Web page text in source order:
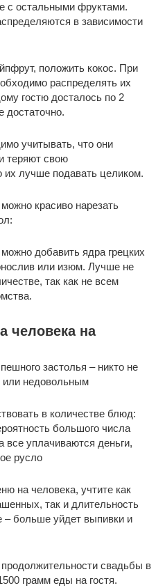
с остальными фруктами.
в зависимости
положить кокос. При
распределять их
гостю досталось по 2
достаточно.
учитывать, что они
теряют свою
их лучше подавать целиком.
красиво нарезать
добавить ядра грецких
или изюм. Лучше не
так как не всем
человека на
застолья – никто не
или недовольным
в количестве блюд:
большого числа
все уплачиваются деньги,
русло
на человека, учтите как
так и длительность
– больше уйдет выпивки и
свадьбы в
грамм еды на гостя.